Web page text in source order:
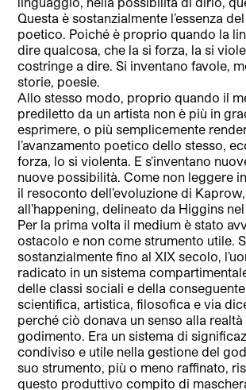
Questa è sostanzialmente l’essenza
poetico. Poiché è proprio quando la
dire qualcosa, che la si forza, la si
costringe a dire. Si inventano favole,
storie, poesie.
Allo stesso modo, proprio quando il
prediletto da un artista non è più in
esprimere, o più semplicemente
l’avanzamento poetico dello stesso,
forza, lo si violenta. E s’inventano
nuove possibilità. Come non leggere
il resoconto dell’evoluzione di
all’happening, delineato da Higgins
Per la prima volta il medium è stato
ostacolo e non come strumento utile.
sostanzialmente fino al XIX secolo,
radicato in un sistema
delle classi sociali e della
scientifica, artistica, filosofica e via
perché ciò donava un senso alla
godimento. Era un sistema di
condiviso e utile nella gestione del
suo strumento, più o meno raffinato,
questo produttivo compito di